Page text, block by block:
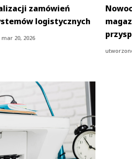
zamówień
logistycznych
mar 20, 2026